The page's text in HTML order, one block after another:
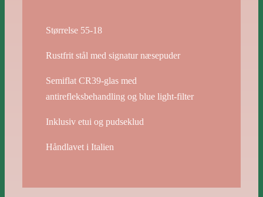
Størrelse 55-18
Rustfrit stål med signatur næsepuder
Semiflat CR39-glas med
antirefleksbehandling og blue light-filter
Inklusiv etui og pudseklud
Håndlavet i Italien